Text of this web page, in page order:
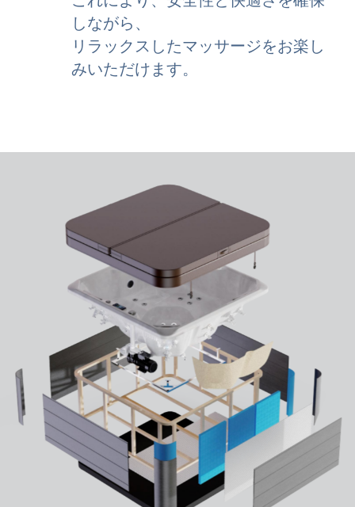
しながら、
リラックスしたマッサージをお楽し
みいただけます。